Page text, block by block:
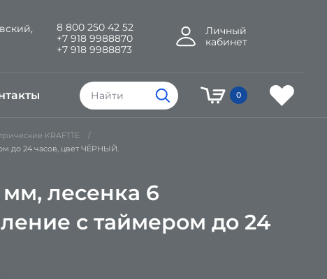
8 800 250 42 52
+7 918 9988870
+7 918 9988873
Личный
кабинет
0
KRAFTTE
до 24 часов, цвет ЧЁРНЫЙ.
лесенка 6
с таймером до 24